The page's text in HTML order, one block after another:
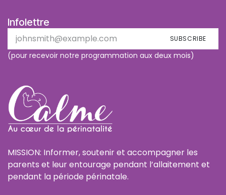
Infolettre
SUBSCRIBE
(pour recevoir notre programmation aux deux mois)
MISSION: Informer, soutenir et accompagner les
parents et leur entourage pendant l’allaitement et
pendant la période périnatale.